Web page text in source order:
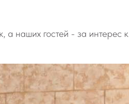
наших гостей - за интерес к